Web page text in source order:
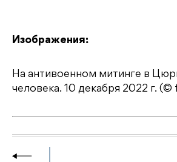
Изображения:
На антивоенном митинге в
человека. 10 декабря 2022 г. (©